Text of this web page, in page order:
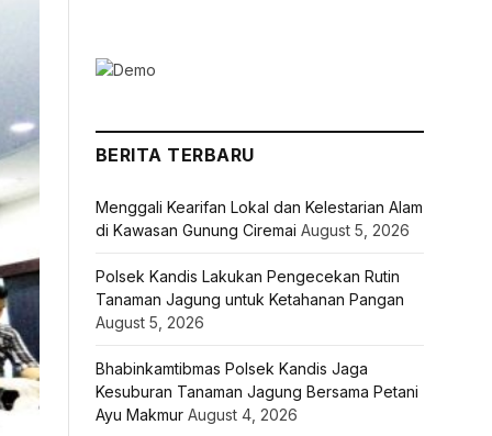
BERITA TERBARU
Menggali Kearifan Lokal dan Kelestarian Alam
di Kawasan Gunung Ciremai August 5, 2026
Polsek Kandis Lakukan Pengecekan Rutin
Tanaman Jagung untuk Ketahanan Pangan
August 5, 2026
Bhabinkamtibmas Polsek Kandis Jaga
Kesuburan Tanaman Jagung Bersama Petani
Ayu Makmur August 4, 2026